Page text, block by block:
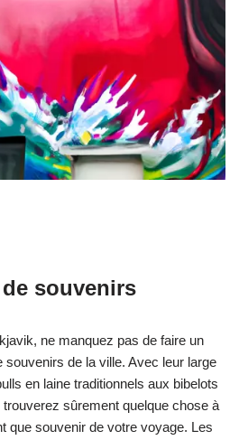
souvenirs
ne manquez pas de faire un
souvenirs de la ville. Avec leur large
en laine traditionnels aux bibelots
trouverez sûrement quelque chose à
que souvenir de votre voyage. Les